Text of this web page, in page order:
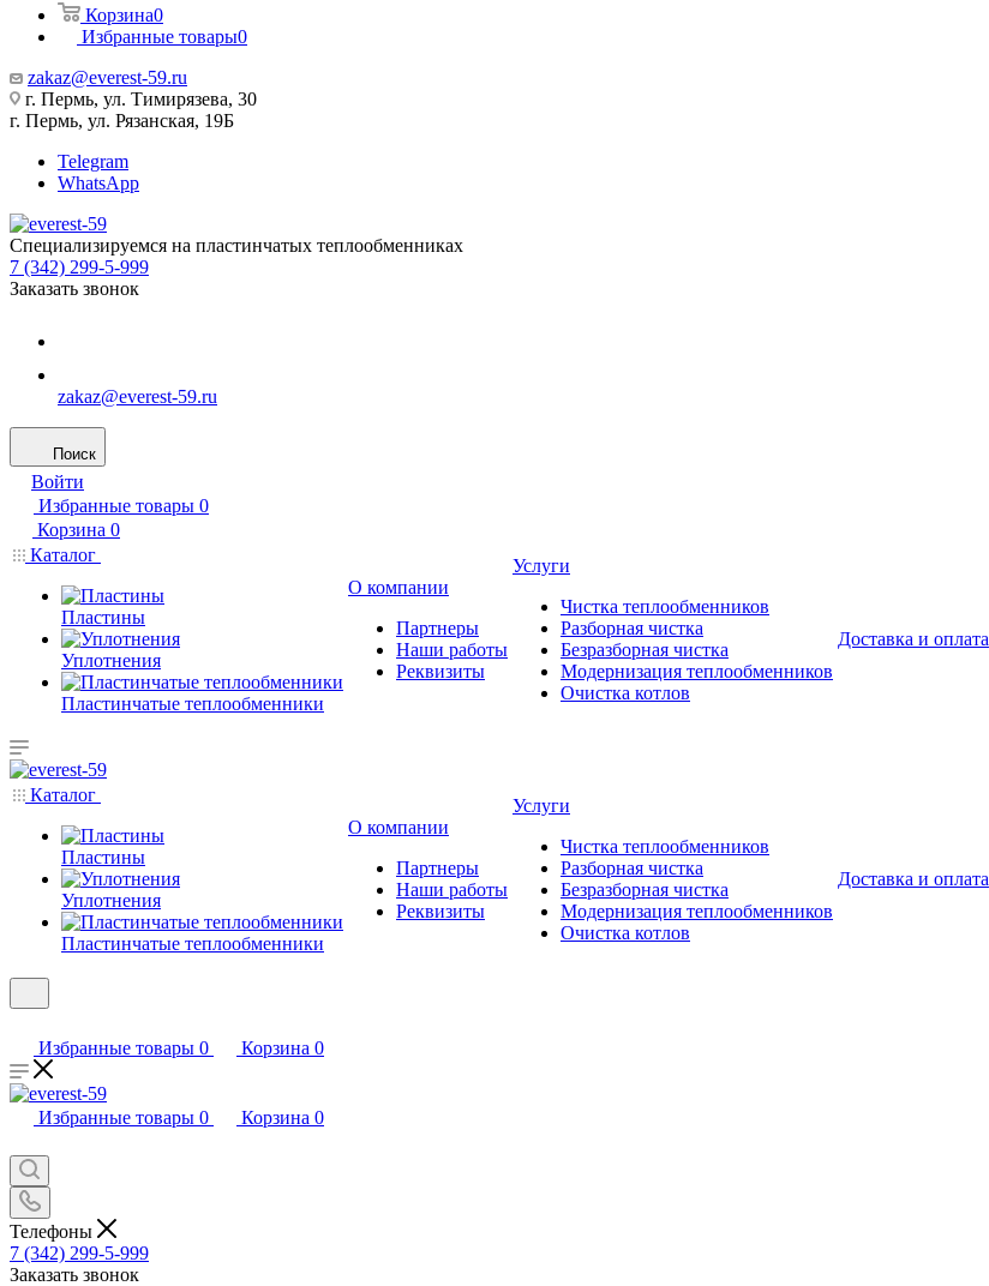
Корзина0
Избранные товары0
zakaz@everest-59.ru
г. Пермь, ул. Тимирязева, 30
г. Пермь, ул. Рязанская, 19Б
Telegram
WhatsApp
Специализируемся на пластинчатых теплообменниках
7 (342) 299-5-999
Заказать звонок
zakaz@everest-59.ru
Поиск
Войти
Избранные товары 0
Корзина 0
Каталог
Пластины
Уплотнения
Пластинчатые теплообменники
О компании
Партнеры
Наши работы
Реквизиты
Услуги
Чистка теплообменников
Разборная чистка
Безразборная чистка
Модернизация теплообменников
Очистка котлов
Доставка и оплата
Каталог
Пластины
Уплотнения
Пластинчатые теплообменники
О компании
Партнеры
Наши работы
Реквизиты
Услуги
Чистка теплообменников
Разборная чистка
Безразборная чистка
Модернизация теплообменников
Очистка котлов
Доставка и оплата
Избранные товары 0 Корзина 0
Избранные товары 0 Корзина 0
Телефоны
7 (342) 299-5-999
Заказать звонок